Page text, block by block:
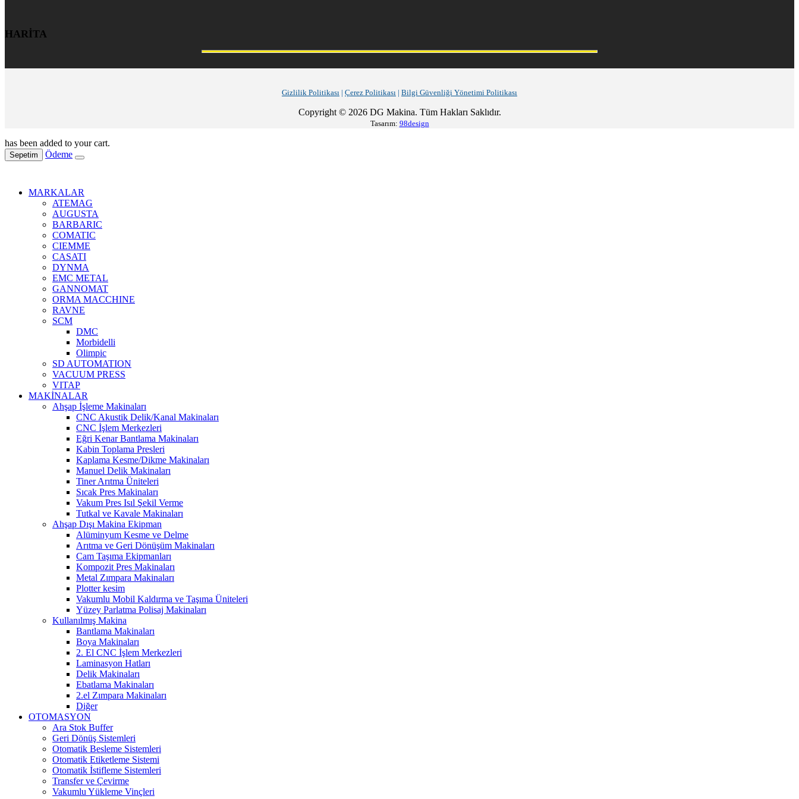
HARİTA
Gizlilik Politikası | Çerez Politikası | Bilgi Güvenliği Yönetimi Politikası
Copyright © 2026 DG Makina. Tüm Hakları Saklıdır.
Tasarım: 98design
has been added to your cart.
Sepetim Ödeme
MARKALAR
ATEMAG
AUGUSTA
BARBARIC
COMATIC
CIEMME
CASATI
DYNMA
EMC METAL
GANNOMAT
ORMA MACCHINE
RAVNE
SCM
DMC
Morbidelli
Olimpic
SD AUTOMATION
VACUUM PRESS
VITAP
MAKİNALAR
Ahşap İşleme Makinaları
CNC Akustik Delik/Kanal Makinaları
CNC İşlem Merkezleri
Eğri Kenar Bantlama Makinaları
Kabin Toplama Presleri
Kaplama Kesme/Dikme Makinaları
Manuel Delik Makinaları
Tiner Arıtma Üniteleri
Sıcak Pres Makinaları
Vakum Pres Isıl Şekil Verme
Tutkal ve Kavale Makinaları
Ahşap Dışı Makina Ekipman
Alüminyum Kesme ve Delme
Arıtma ve Geri Dönüşüm Makinaları
Cam Taşıma Ekipmanları
Kompozit Pres Makinaları
Metal Zımpara Makinaları
Plotter kesim
Vakumlu Mobil Kaldırma ve Taşıma Üniteleri
Yüzey Parlatma Polisaj Makinaları
Kullanılmış Makina
Bantlama Makinaları
Boya Makinaları
2. El CNC İşlem Merkezleri
Laminasyon Hatları
Delik Makinaları
Ebatlama Makinaları
2.el Zımpara Makinaları
Diğer
OTOMASYON
Ara Stok Buffer
Geri Dönüş Sistemleri
Otomatik Besleme Sistemleri
Otomatik Etiketleme Sistemi
Otomatik İstifleme Sistemleri
Transfer ve Çevirme
Vakumlu Yükleme Vinçleri